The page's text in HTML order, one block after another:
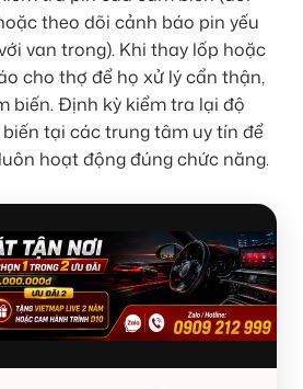
theo dõi cảnh báo pin yếu
van trong). Khi thay lốp hoặc
cho thợ để họ xử lý cẩn thận,
biến. Định kỳ kiểm tra lại độ
tại các trung tâm uy tín để
hoạt động đúng chức năng.